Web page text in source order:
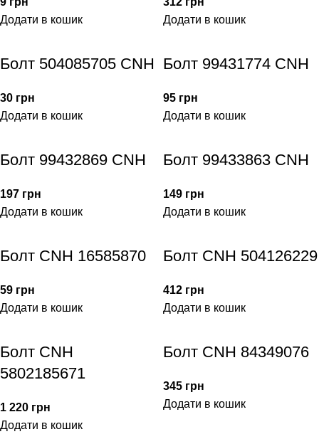
Додати в кошик
Додати в кошик
Болт 504085705 CNH
30 грн
Додати в кошик
Болт 99431774 CNH
95 грн
Додати в кошик
Болт 99432869 CNH
197 грн
Додати в кошик
Болт 99433863 CNH
149 грн
Додати в кошик
Болт CNH 16585870
59 грн
Додати в кошик
Болт CNH 504126229
412 грн
Додати в кошик
Болт CNH
5802185671
1 220 грн
Додати в кошик
Болт CNH 84349076
345 грн
Додати в кошик